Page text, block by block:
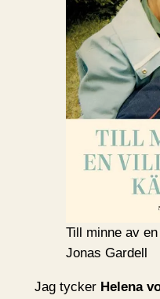
Till minne av
Jonas Gardell
Jag tycker Helena